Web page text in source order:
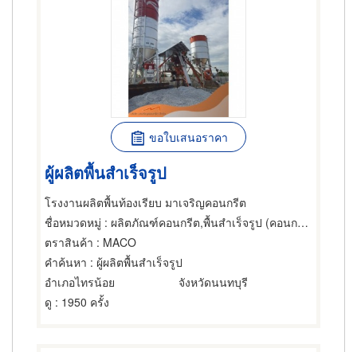
ขอใบเสนอราคา
ผู้ผลิตพื้นสำเร็จรูป
โรงงานผลิตพื้นท้องเรียบ มาเจริญคอนกรีต
ชื่อหมวดหมู่ : ผลิตภัณฑ์คอนกรีต,พื้นสำเร็จรูป (คอนกรีตเสริมเหล็กและอัดแรง)
ตราสินค้า : MACO
คำค้นหา : ผู้ผลิตพื้นสำเร็จรูป
อำเภอไทรน้อย
จังหวัดนนทบุรี
ดู : 1950 ครั้ง